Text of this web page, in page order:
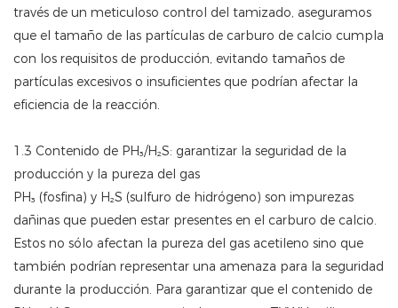
través de un meticuloso control del tamizado, aseguramos
que el tamaño de las partículas de carburo de calcio cumpla
con los requisitos de producción, evitando tamaños de
partículas excesivos o insuficientes que podrían afectar la
eficiencia de la reacción.
1.3 Contenido de PH₃/H₂S: garantizar la seguridad de la
producción y la pureza del gas
PH₃ (fosfina) y H₂S (sulfuro de hidrógeno) son impurezas
dañinas que pueden estar presentes en el carburo de calcio.
Estos no sólo afectan la pureza del gas acetileno sino que
también podrían representar una amenaza para la seguridad
durante la producción. Para garantizar que el contenido de